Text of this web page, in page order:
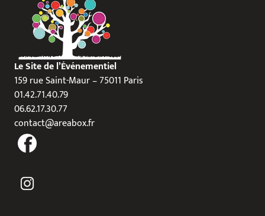
Le Site de l’Événementiel
159 rue Saint-Maur – 75011 Paris
01.42.71.40.79
06.62.17.30.77
contact@areabox.fr